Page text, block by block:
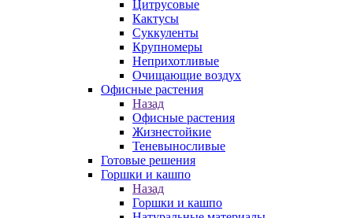
Цитрусовые
Кактусы
Суккуленты
Крупномеры
Неприхотливые
Очищающие воздух
Офисные растения
Назад
Офисные растения
Жизнестойкие
Теневыносливые
Готовые решения
Горшки и кашпо
Назад
Горшки и кашпо